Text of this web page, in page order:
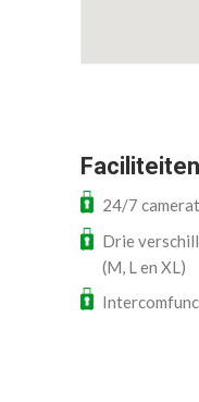
Faciliteiten
24/7
Drie
(M, L en XL)